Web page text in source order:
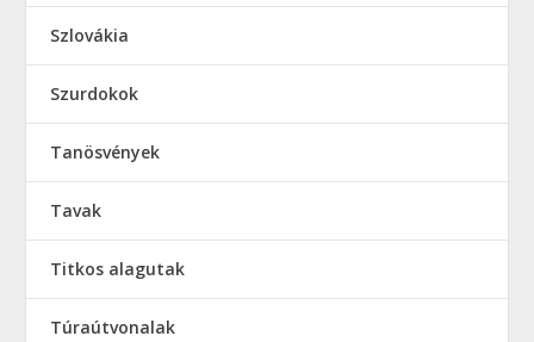
Szlovákia
Szurdokok
Tanösvények
Tavak
Titkos alagutak
Túraútvonalak